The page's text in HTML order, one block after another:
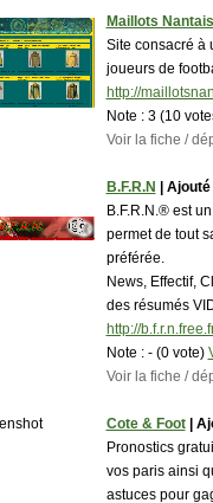
Maillots Nantais
Site consacré à
joueurs de
http://
Note : 3 (10
Voir la fiche /
B.F.R.N
|
B.F.R.N.® est
permet de tout
préférée.
News, Effectif,
des résumés
http://
Note : - (0 vote)
Voir la fiche /
Cote & Foot|
Pronostics
vos paris ainsi
astuces pour